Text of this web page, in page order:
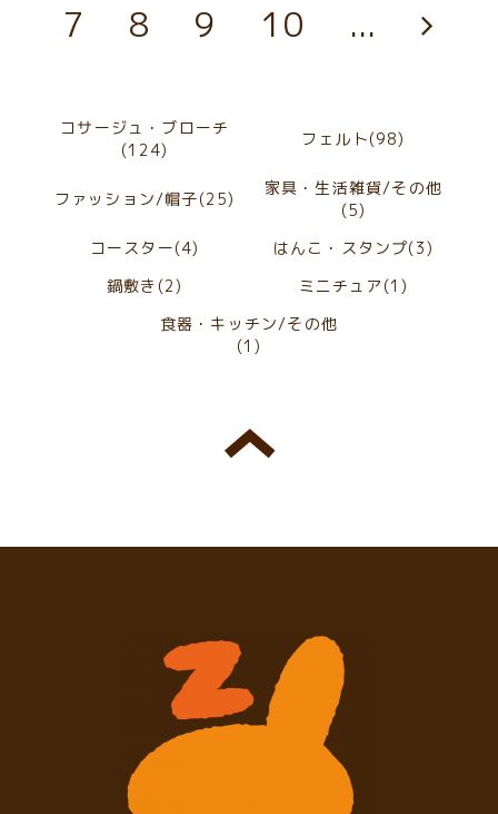
7
8 9 10 ...
コサージュ・ブローチ
(124)
フェルト(98)
ファッション/帽子(25)
家具・生活雑貨/その他
(5)
コースター(4)
はんこ・スタンプ(3)
鍋敷き(2)
ミニチュア(1)
食器・キッチン/その他
(1)